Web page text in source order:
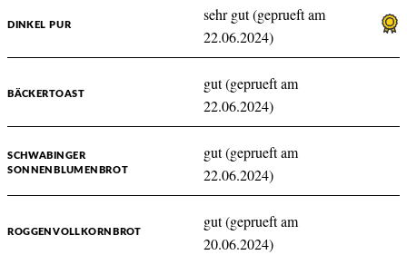
DINKEL PUR
sehr gut (geprueft am
22.06.2024)
BÄCKERTOAST
gut (geprueft am
22.06.2024)
SCHWABINGER
SONNENBLUMENBROT
gut (geprueft am
22.06.2024)
ROGGENVOLLKORNBROT
gut (geprueft am
20.06.2024)